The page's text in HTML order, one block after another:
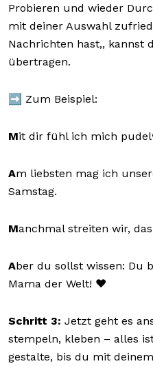
Probieren und wieder
mit deiner Auswahl
Nachrichten hast,, kannst
übertragen.
➡️ Zum Beispiel:
Mit dir fühl ich mich
Am liebsten mag ich
Samstag.
Manchmal streiten wir,
Aber du sollst wissen: Du
Mama der Welt! ❤️
Schritt 3: Jetzt geht es
stempeln, kleben – alles
gestalte, bis du mit